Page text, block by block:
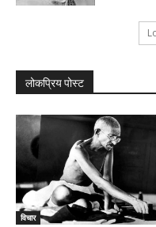
लोकप्रिय पोस्ट
विचार